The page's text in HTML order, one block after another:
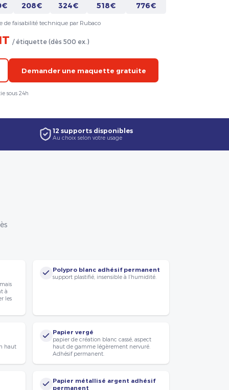
208€ 324€ 518€ 776€
de faisabilité technique par Rubaco
/ étiquette (dès 500 ex.)
Demander une maquette gratuite
sous 24h
12 supports disponibles
Au choix selon votre usage
à
les
Polypro blanc adhésif permanent
support plastifié, insensible à l’humidité.
haut
Papier vergé
papier de création blanc cassé, aspect
haut de gamme légèrement nervuré.
Adhésif permanent.
Papier métallisé argent adhésif
permanent